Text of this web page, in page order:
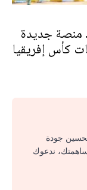
منصة جديدة
كأس إفريقيا
جودة
ندعوك